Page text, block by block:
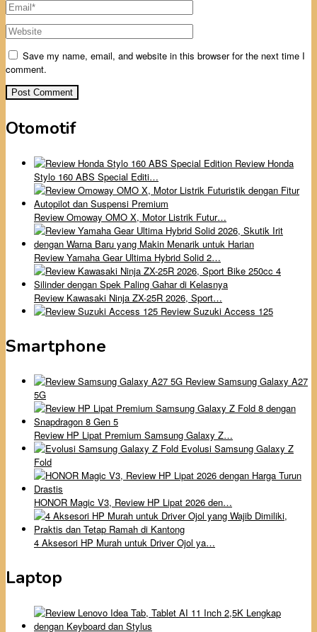
Save my name, email, and website in this browser for the next time I
comment.
Otomotif
Review Honda
Stylo 160 ABS Special Editi…
Review Omoway OMO X, Motor Listrik Futur…
Review Yamaha Gear Ultima Hybrid Solid 2…
Review Kawasaki Ninja ZX-25R 2026, Sport…
Review Suzuki Access 125
Smartphone
Review Samsung Galaxy A27
5G
Review HP Lipat Premium Samsung Galaxy Z…
Evolusi Samsung Galaxy Z
Fold
HONOR Magic V3, Review HP Lipat 2026 den…
4 Aksesori HP Murah untuk Driver Ojol ya…
Laptop